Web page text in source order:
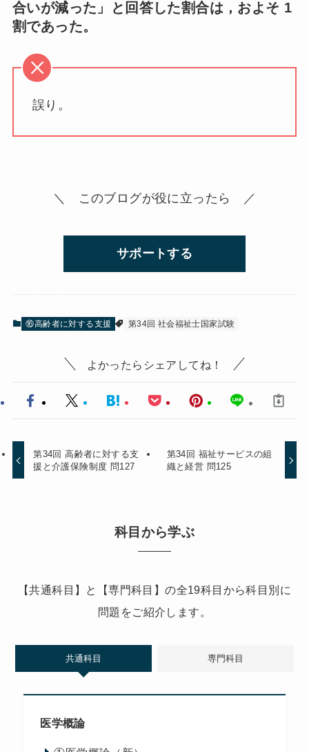
合いが減った」と回答した割合は，およそ 1
割であった。
誤り。
＼ このブログが役に立ったら ／
サポートする
⑯高齢者に対する支援 第34回 社会福祉士国家試験
よかったらシェアしてね！
第34回 高齢者に対する支
援と介護保険制度 問127
第34回 福祉サービスの組
織と経営 問125
科目から学ぶ
【共通科目】と【専門科目】の全19科目から科目別に
問題をご紹介します。
共通科目 専門科目
医学概論